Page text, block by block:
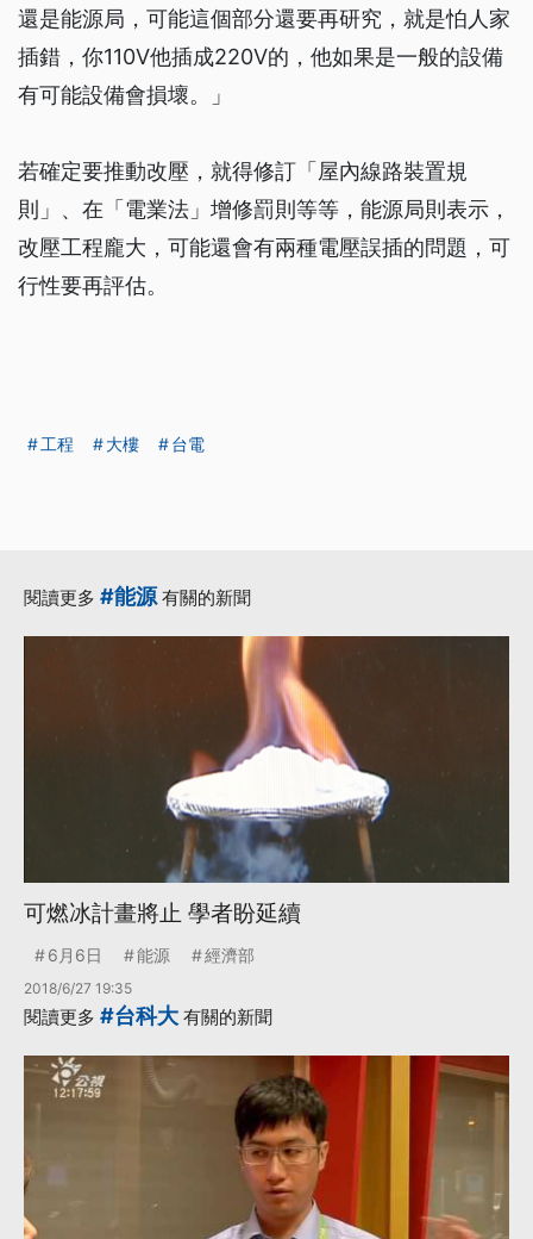
還是能源局，可能這個部分還要再研究，就是怕人家
插錯，你110V他插成220V的，他如果是一般的設備
有可能設備會損壞。」
若確定要推動改壓，就得修訂「屋內線路裝置規
則」、在「電業法」增修罰則等等，能源局則表示，
改壓工程龐大，可能還會有兩種電壓誤插的問題，可
行性要再評估。
工程 大樓 台電
閱讀更多 #能源有關的新聞
可燃冰計畫將止 學者盼延續
6月6日 能源 經濟部
2018/6/27 19:35
閱讀更多 #台科大 有關的新聞